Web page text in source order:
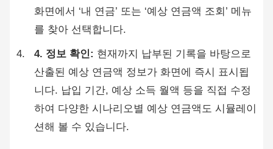
화면에서 ‘내 연금’ 또는 ‘예상 연금액 조회’ 메뉴
를 찾아 선택합니다.
4. 정보 확인: 현재까지 납부된 기록을 바탕으로
산출된 예상 연금액 정보가 화면에 즉시 표시됩
니다. 납입 기간, 예상 소득 월액 등을 직접 수정
하여 다양한 시나리오별 예상 연금액도 시뮬레이
션해 볼 수 있습니다.